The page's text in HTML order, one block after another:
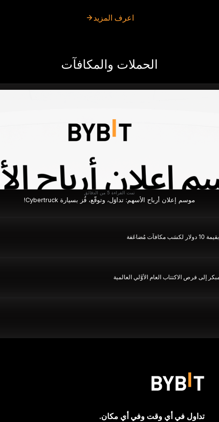
اعرف المزيد
الحملات والمكافآت
تمت القراءة 5 من الدقائق
موسم إعلان أرباح الأسهم: تداوَل، وتوقَّع، فُز بسيارة Cybertruck!
تداول في أي وقت وفي أي مكان.